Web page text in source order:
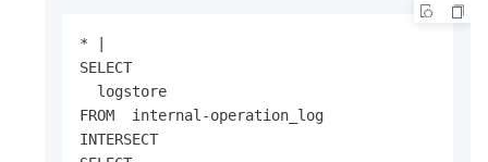
* |
SELECT
  logstore
FROM  internal-operation_log
INTERSECT